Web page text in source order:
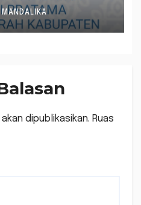
MANDALIKA
dipublikasikan. Ruas